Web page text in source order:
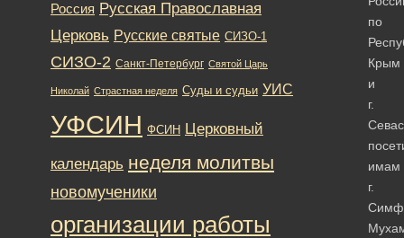
по
Крым
и
г.
имам
г.
Россия Русская Православная
Церковь Русские святые СИЗО-1
СИЗО-2 Санкт-Петербург Святой Царь
Николай Страстная неделя Суды и судьи УИС
УФСИН ФСИН Церковный
календарь неделя молитвы
новомученики
организации работы